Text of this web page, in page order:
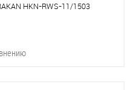
HKN-RWS-11/1503